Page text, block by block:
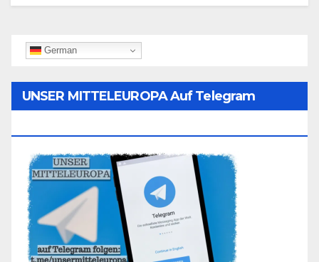
German
UNSER MITTELEUROPA Auf Telegram